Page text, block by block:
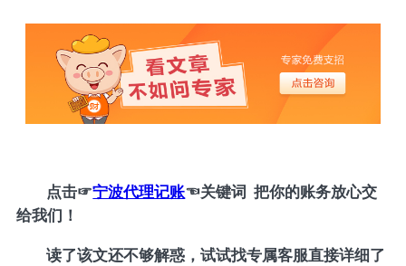
点击☞宁波代理记账☜关键词 把你的账务放心交
给我们！
读了该文还不够解惑，试试找专属客服直接详细了